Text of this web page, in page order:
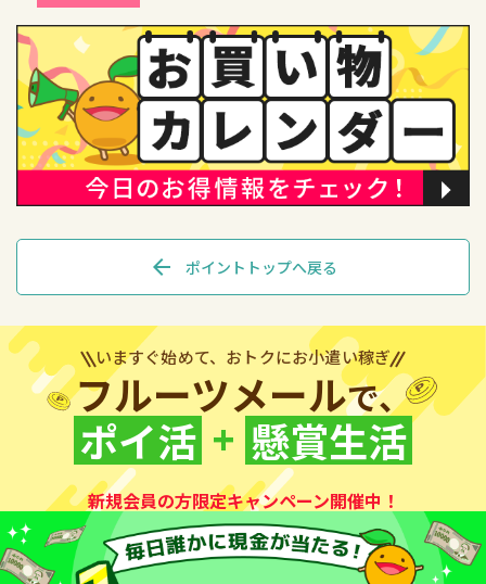
arrow_back ポイントトップへ戻る
いますぐ始めて、おトクにお小遣い稼ぎ
フルーツメールで、
ポイ活 + 懸賞生活
新規会員の方限定キャンペーン開催中！